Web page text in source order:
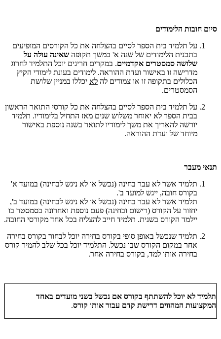
סיום חובות הלימודים
על תלמיד בית הספר לסיים בהצלחה את כל הקורסים המופיעים
בתכנית הלימודים של שנה א' במשך תקופה שאינה עולה על
שלושה סמסטרים אקדמיים. במקרים חריגים יוכל התלמיד לחרוג
מדרישה זו באישור ועדת ההוראה. לימודים בעונת לימודי הקיץ
הכלולים בתקופה זו או צמודים לה לא יכללו במניין שלושת
הסמסטרים.
על תלמיד בית הספר לסיים בהצלחה את כל קורסי התואר הראשון
בבית הספר לא יאוחר משלוש שנים מאז התחיל בלימודיו. תלמיד
יורשה להאריך את משך לימודיו לתואר בשנה נוספת באישור
מיוחד של ועדת ההוראה.
תנאי מעבר
תלמיד אשר לא עבר בחינה (נכשל או לא ניגש לבחינה) במועד א'
בקורס חובה, ייגש למועד ב'.
תלמיד אשר לא עבר בחינה (נכשל או לא ניגש לבחינה) במועד ב',
יחזור על הקורס (רישום ובחינה) פעם נוספת ואחרונה בסמסטר בו
יילמד הקורס בשנית. תלמיד חייב להצליח בכל אחד מקורסי החובה.
תלמיד שנכשל באופן סופי בקורס בחירה יוכל לבחור בקורס בחירה
אחר במקום הקורס שבו נכשל. התלמיד יוכל בכל שלב להמיר קורס
בחירה אותו למד, בקורס בחירה אחר.
תלמיד לא יוכל להשתתף בקורס אם נכשל בשני מועדים באחד
המקצועות המהווים דרישת קדם עבור אותו קורס.